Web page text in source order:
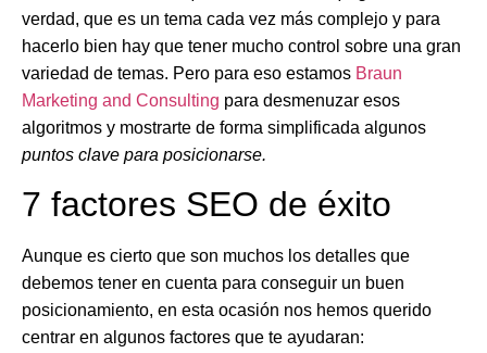
verdad, que es un tema cada vez más complejo y para
hacerlo bien hay que tener mucho control sobre una gran
variedad de temas. Pero para eso estamos Braun
Marketing and Consulting para desmenuzar esos
algoritmos y mostrarte de forma simplificada algunos
puntos clave para posicionarse.
7 factores SEO de éxito
Aunque es cierto que son muchos los detalles que
debemos tener en cuenta para conseguir un buen
posicionamiento, en esta ocasión nos hemos querido
centrar en algunos factores que te ayudaran: